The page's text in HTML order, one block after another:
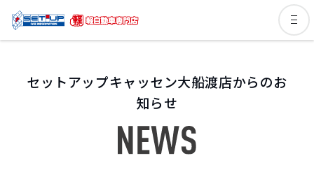
セットアップキャッセン大船渡店からのお
知らせ